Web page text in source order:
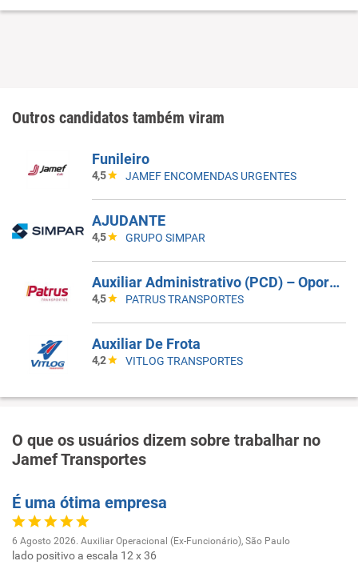
Outros candidatos também viram
Funileiro
4,5 JAMEF ENCOMENDAS URGENTES
AJUDANTE
4,5 GRUPO SIMPAR
Auxiliar Administrativo (PCD) – Oportunidade Para Primeiro Emprego!
4,5 PATRUS TRANSPORTES
Auxiliar De Frota
4,2 VITLOG TRANSPORTES
O que os usuários dizem sobre trabalhar no
Jamef Transportes
É uma ótima empresa
6 Agosto 2026. Auxiliar Operacional (Ex-Funcionário), São Paulo
lado positivo a escala 12 x 36